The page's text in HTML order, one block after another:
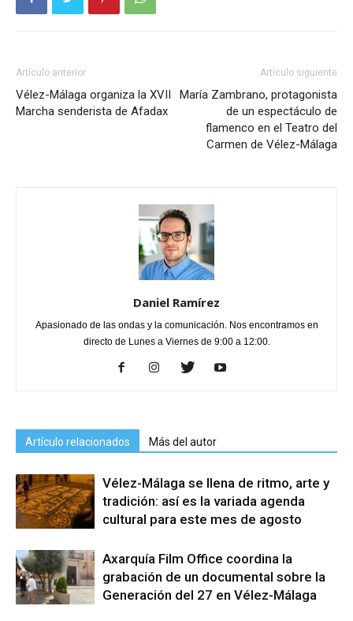
Artículo anterior
Vélez-Málaga organiza la XVII
Marcha senderista de Afadax
Artículo siguiente
María Zambrano, protagonista
de un espectáculo de
flamenco en el Teatro del
Carmen de Vélez-Málaga
Daniel Ramírez
Apasionado de las ondas y la comunicación. Nos encontramos en
directo de Lunes a Viernes de 9:00 a 12:00.
Artículo relacionados Más del autor
Vélez-Málaga se llena de ritmo, arte y
tradición: así es la variada agenda
cultural para este mes de agosto
Axarquía Film Office coordina la
grabación de un documental sobre la
Generación del 27 en Vélez-Málaga